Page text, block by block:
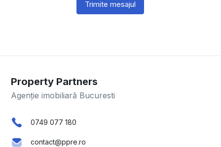
Trimite mesajul
Property Partners
Agenție imobiliară Bucuresti
0749 077 180
contact@ppre.ro